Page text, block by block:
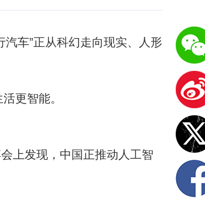
车”正从科幻走向现实、人形
更智能。
上发现，中国正推动人工智